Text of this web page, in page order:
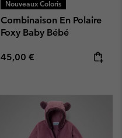
Nouveaux Coloris
Combinaison En Polaire
Foxy Baby Bébé
Regular price:
45,00 €